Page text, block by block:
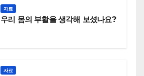
자료
우리 몸의 부활을 생각해 보셨나요?
자료